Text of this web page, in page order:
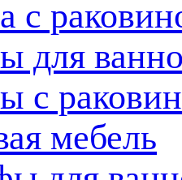
с
для
с
мебель